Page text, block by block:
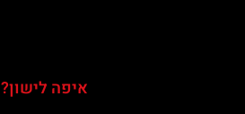
איפה לישון?